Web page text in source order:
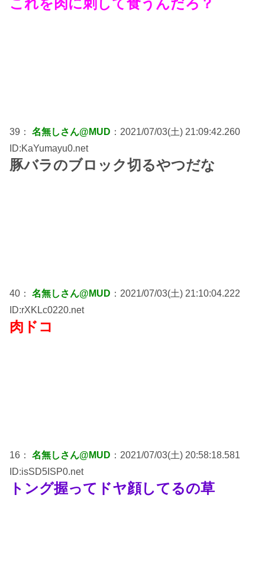
39： 名無しさん@MUD ：2021/07/03(土) 21:09:42.260
ID:KaYumayu0.net
豚バラのブロック切るやつだな
40： 名無しさん@MUD ：2021/07/03(土) 21:10:04.222
ID:rXKLc0220.net
肉ドコ
16： 名無しさん@MUD ：2021/07/03(土) 20:58:18.581
ID:isSD5ISP0.net
トング握ってドヤ顔してるの草